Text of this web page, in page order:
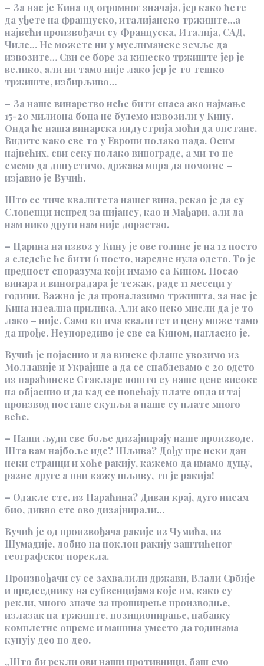
– За нас је Кина од огромног значаја, јер како ћете
да уђете на француско, италијанско тржиште…а
највећи произвођачи су Француска, Италија, САД,
Чиле… Не можете ни у муслиманске земље да
извозите… Сви се боре за кинеско тржиште јер је
велико, али ни тамо није лако јер је то тешко
тржиште, избирљиво…
– За наше винарство неће бити спаса ако најмање
15-20 милиона боца не будемо извозили у Кину.
Онда ће наша винарска индустрија моћи да опстане.
Видите како све то у Европи полако пада. Осим
највећих, сви секу полако винограде, а ми то не
смемо да допустимо, држава мора да помогне –
изјавио је Вучић.
Што се тиче квалитета нашег вина, рекао је да су
Словенци испред за нијансу, као и Мађари, али да
нам нико други нам није дорастао.
– Царина на извоз у Кину је ове године је на 12 посто
а следеће ће бити 6 посто, наредне нула одсто. То је
предност споразума који имамо са Кином. Посао
винара и виноградара је тежак, раде 11 месеци у
години. Важно је да проналазимо тржишта, за нас је
Кина идеална прилика. Али ако неко мисли да је то
лако – није. Само ко има квалитет и цену може тамо
да прође. Неупоредиво је све са Кином, нагласио је.
Вучић је појаснио и да винске флаше увозимо из
Молдавије и Украјине а да се снабдевамо с 20 одсто
из параћинске Стакларе пошто су наше цене високе
па објаснио и да кад се повећају плате онда и тај
производ постане скупљи а наше су плате много
веће.
– Наши људи све боље дизајнирају наше производе.
Шта вам најбоље иде? Шљива? Дођу пре неки дан
неки странци и хоће ракију, кажемо да имамо дуњу,
разне друге а они кажу шљиву, то је ракија!
– Одакле сте, из Параћина? Диван крај, дуго нисам
био, дивно сте ово дизајнирали…
Вучић је од произвођача ракије из Чумића, из
Шумадије, добио на поклон ракију заштићеног
географског порекла.
Произвођачи су се захвалили држави, Влади Србије
и председнику на субвенцијама које им, како су
рекли, много значе за проширење производње,
излазак на тржиште, позиционирање, набавку
комплетне опреме и машина уместо да годинама
купују део по део.
„Што би рекли ови наши противници, баш смо